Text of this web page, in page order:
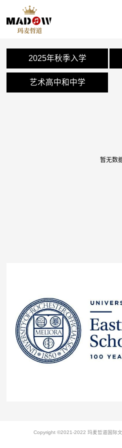
2025年秋季入学
艺术高中和中学
暂无数
Copyright ©2021-2022 玛麦哲道国际